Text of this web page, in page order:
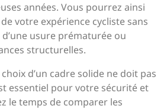
années. Vous pourrez ainsi
votre expérience cycliste sans
usure prématurée ou
structurelles.
d’un cadre solide ne doit pas
essentiel pour votre sécurité et
le temps de comparer les